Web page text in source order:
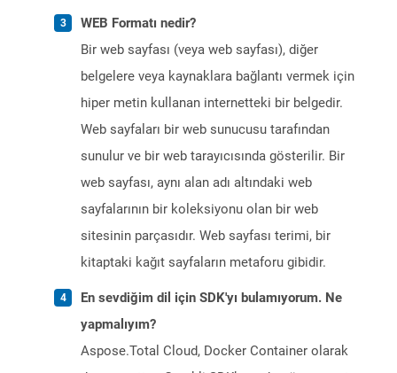
WEB Formatı nedir?
Bir web sayfası (veya web sayfası), diğer
belgelere veya kaynaklara bağlantı vermek için
hiper metin kullanan internetteki bir belgedir.
Web sayfaları bir web sunucusu tarafından
sunulur ve bir web tarayıcısında gösterilir. Bir
web sayfası, aynı alan adı altındaki web
sayfalarının bir koleksiyonu olan bir web
sitesinin parçasıdır. Web sayfası terimi, bir
kitaptaki kağıt sayfaların metaforu gibidir.
En sevdiğim dil için SDK'yı bulamıyorum. Ne
yapmalıyım?
Aspose.Total Cloud, Docker Container olarak